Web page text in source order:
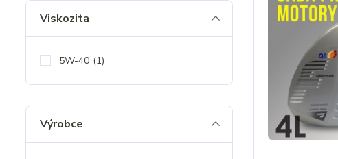
Viskozita
5W-40 (1)
Výrobce